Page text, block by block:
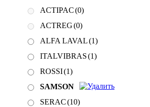
ACTIPAC(0)
ACTREG(0)
ALFA LAVAL(1)
ITALVIBRAS(1)
ROSSI(1)
SAMSON
SERAC(10)